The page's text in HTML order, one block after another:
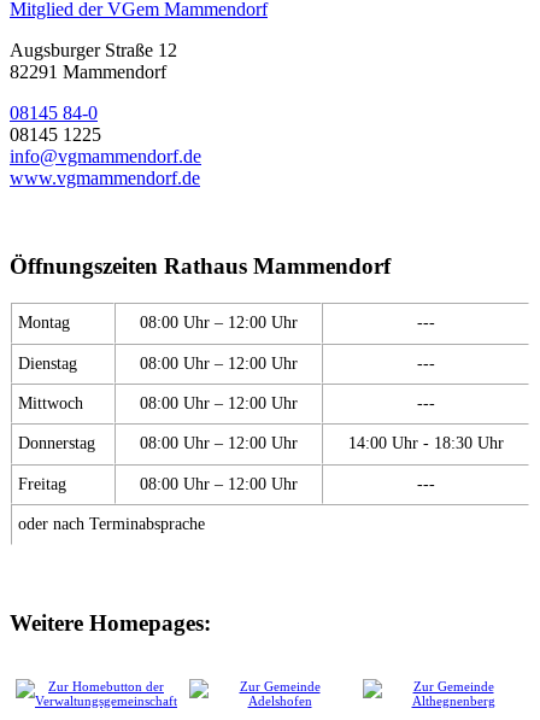
Mitglied der VGem Mammendorf
Augsburger Straße 12
82291 Mammendorf
08145 84-0
08145 1225
info@vgmammendorf.de
www.vgmammendorf.de
Öffnungszeiten Rathaus Mammendorf
Montag 08:00 Uhr – 12:00 Uhr ---
Dienstag 08:00 Uhr – 12:00 Uhr ---
Mittwoch 08:00 Uhr – 12:00 Uhr ---
Donnerstag 08:00 Uhr – 12:00 Uhr 14:00 Uhr - 18:30 Uhr
Freitag 08:00 Uhr – 12:00 Uhr ---
oder nach Terminabsprache
Weitere Homepages: